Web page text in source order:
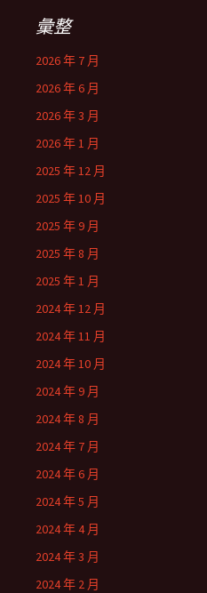
彙整
2026 年 7 月
2026 年 6 月
2026 年 3 月
2026 年 1 月
2025 年 12 月
2025 年 10 月
2025 年 9 月
2025 年 8 月
2025 年 1 月
2024 年 12 月
2024 年 11 月
2024 年 10 月
2024 年 9 月
2024 年 8 月
2024 年 7 月
2024 年 6 月
2024 年 5 月
2024 年 4 月
2024 年 3 月
2024 年 2 月